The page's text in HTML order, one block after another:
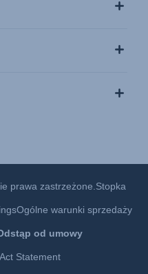
prawa zastrzeżone. Stopka
Ogólne warunki sprzedaży
od umowy
Statement